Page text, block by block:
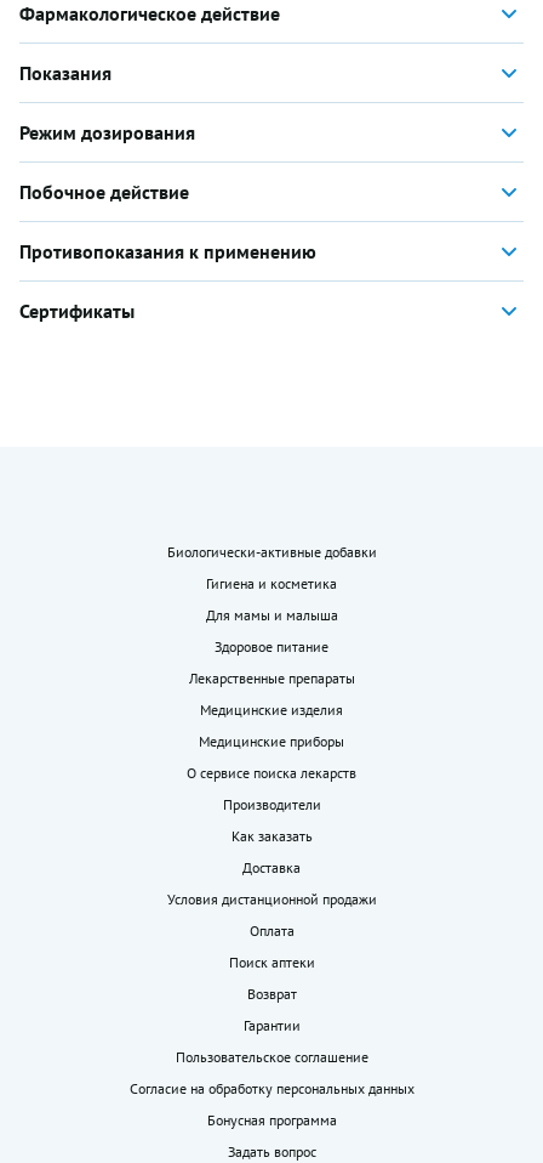
Фармакологическое действие
Показания
Режим дозирования
Побочное действие
Противопоказания к применению
Сертификаты
Биологически-активные добавки
Гигиена и косметика
Для мамы и малыша
Здоровое питание
Лекарственные препараты
Медицинские изделия
Медицинские приборы
О сервисе поиска лекарств
Производители
Как заказать
Доставка
Условия дистанционной продажи
Оплата
Поиск аптеки
Возврат
Гарантии
Пользовательское соглашение
Согласие на обработку персональных данных
Бонусная программа
Задать вопрос